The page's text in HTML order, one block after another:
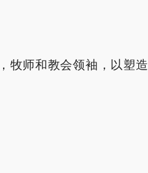
牧师和教会领袖，以塑造